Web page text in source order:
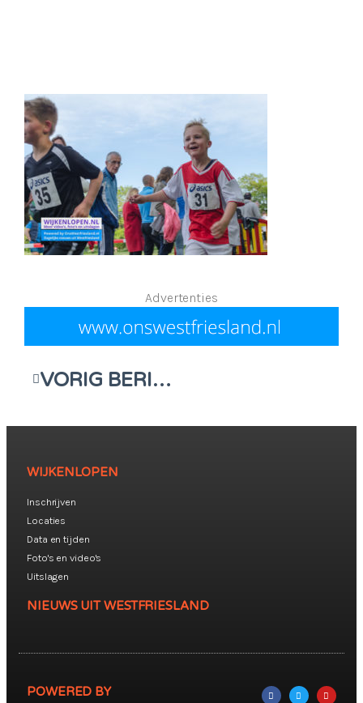
Advertenties
VORIG BERICHT
WIJKENLOPEN
Inschrijven
Locaties
Data en tijden
Foto's en video's
Uitslagen
NIEUWS UIT WESTFRIESLAND
POWERED BY